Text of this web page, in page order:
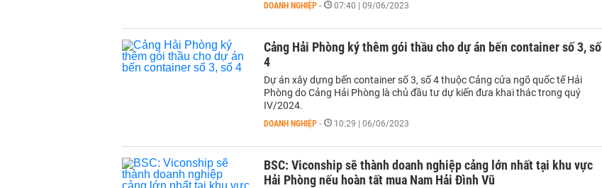
DOANH NGHIỆP - 07:40 | 09/06/2023
Cảng Hải Phòng ký thêm gói thầu cho dự án bến container số 3, số
4
Dự án xây dựng bến container số 3, số 4 thuộc Cảng cửa ngõ quốc tế Hải
Phòng do Cảng Hải Phòng là chủ đầu tư dự kiến đưa khai thác trong quý
IV/2024.
DOANH NGHIỆP - 10:29 | 06/06/2023
BSC: Viconship sẽ thành doanh nghiệp cảng lớn nhất tại khu vực
Hải Phòng nếu hoàn tất mua Nam Hải Đình Vũ